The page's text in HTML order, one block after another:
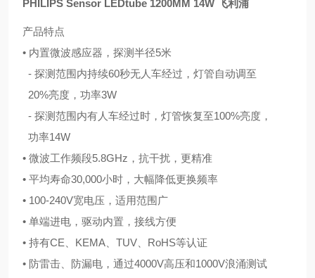
PHILIPS Sensor LEDtube 1200MM 14W 飞利浦
产品特点
• 内置微波感应器，探测半径5米
- 探测范围内持续60秒无人车经过，灯管自动调至
20%亮度，功率3W
- 探测范围内有人车经过时，灯管恢复至100%亮度，
功率14W
• 微波工作频段5.8GHz，抗干扰，更精准
• 平均寿命30,000小时，大幅降低更换频率
• 100-240V宽电压，适用范围广
• 单端进电，驱动内置，接线方便
• 持有CE、KEMA、TUV、RoHS等认证
• 防雷击、防漏电，通过4000V高压和1000V浪涌测试